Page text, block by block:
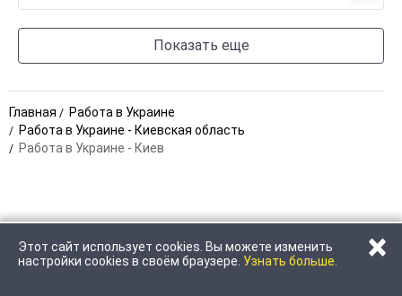
Показать еще
Главная
Работа в Украине
Работа в Украине - Киевская область
Работа в Украине - Киев
Этот сайт использует cookies. Вы можете изменить
настройки cookies в своём браузере. Узнать больше. ×
ПОЗВОНИТЬ